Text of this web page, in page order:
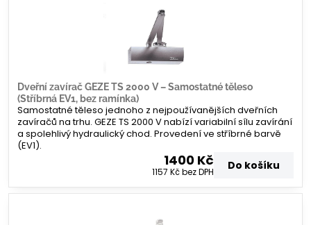
Dveřní zavírač GEZE TS 2000 V – Samostatné těleso
(Stříbrná EV1, bez ramínka)
Samostatné těleso jednoho z nejpoužívanějších dveřních
zavíračů na trhu. GEZE TS 2000 V nabízí variabilní sílu zavírání
a spolehlivý hydraulický chod. Provedení ve stříbrné barvě
(EV1).
1400 Kč
1157 Kčbez DPH Do košíku